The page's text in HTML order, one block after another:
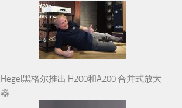
Hegel黑格尔推出 H200和A200 合并式放大
器